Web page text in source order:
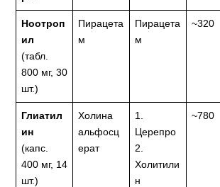
Ноотроп
ил
(табл.
800 мг, 30
шт.)
Пирацета
м
Пирацета
м
~320
Глиатил
ин
(капс.
400 мг, 14
шт.)
Холина
альфосц
ерат
1.
Церепро
2.
Холитили
н
~780